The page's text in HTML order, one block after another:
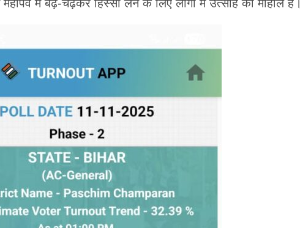
में बढ़-चढ़कर हिस्सा लेने के लिए लोगों में उत्साह का माहौल है।